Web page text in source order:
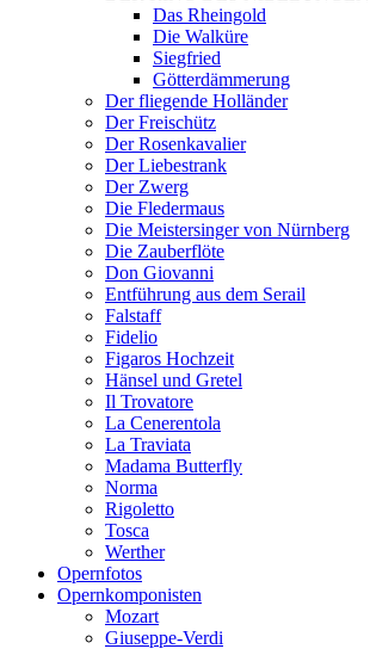
Das Rheingold
Die Walküre
Siegfried
Götterdämmerung
Der fliegende Holländer
Der Freischütz
Der Rosenkavalier
Der Liebestrank
Der Zwerg
Die Fledermaus
Die Meistersinger von Nürnberg
Die Zauberflöte
Don Giovanni
Entführung aus dem Serail
Falstaff
Fidelio
Figaros Hochzeit
Hänsel und Gretel
Il Trovatore
La Cenerentola
La Traviata
Madama Butterfly
Norma
Rigoletto
Tosca
Werther
Opernfotos
Opernkomponisten
Mozart
Giuseppe-Verdi